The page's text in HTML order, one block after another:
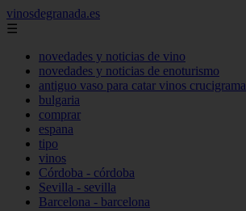
vinosdegranada.es
☰
novedades y noticias de vino
novedades y noticias de enoturismo
antiguo vaso para catar vinos crucigrama
bulgaria
comprar
espana
tipo
vinos
Córdoba - córdoba
Sevilla - sevilla
Barcelona - barcelona